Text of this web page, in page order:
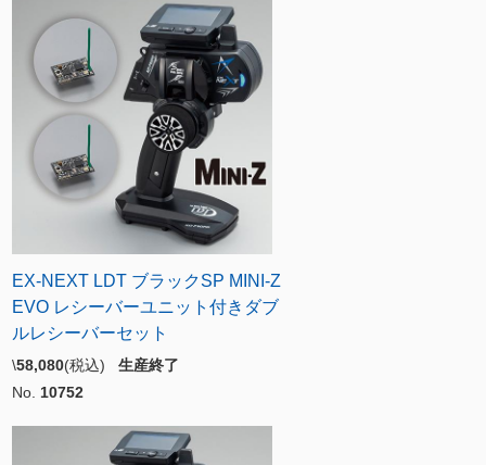
EX-NEXT LDT ブラックSP MINI-Z
EVO レシーバーユニット付きダブ
ルレシーバーセット
\58,080(税込) 生産終了
No. 10752